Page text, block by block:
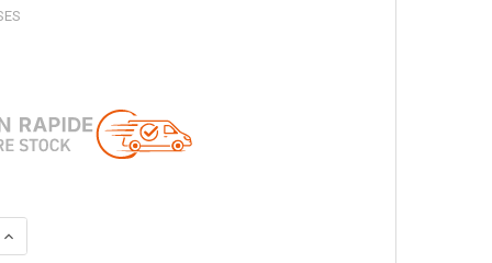
QUANTITÉ DE RÉDUCTION INOX NOIR 199M-125V
AUGMENTER LA QUANTITÉ DE RÉDUCTION INOX NOIR